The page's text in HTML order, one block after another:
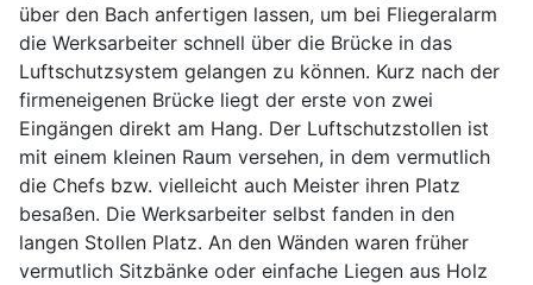
über den Bach anfertigen lassen, um bei Fliegeralarm
die Werksarbeiter schnell über die Brücke in das
Luftschutzsystem gelangen zu können. Kurz nach der
firmeneigenen Brücke liegt der erste von zwei
Eingängen direkt am Hang. Der Luftschutzstollen ist
mit einem kleinen Raum versehen, in dem vermutlich
die Chefs bzw. vielleicht auch Meister ihren Platz
besaßen. Die Werksarbeiter selbst fanden in den
langen Stollen Platz. An den Wänden waren früher
vermutlich Sitzbänke oder einfache Liegen aus Holz